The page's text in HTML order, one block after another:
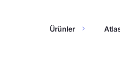
Ürünler